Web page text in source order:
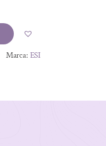
Marca: ESI